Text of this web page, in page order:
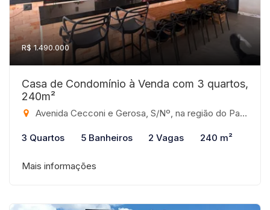
R$ 1.490.000
Casa de Condomínio à Venda com 3 quartos,
240m²
Avenida Cecconi e Gerosa, S/Nº, na região do Parque Dama/Represa Municipal, São José do Rio Preto - SP, CEP: 15062-220, 980 - Condomínio Recanto do Lago, São José do Rio Preto-SP
3 Quartos 5 Banheiros 2 Vagas 240 m²
Mais informações